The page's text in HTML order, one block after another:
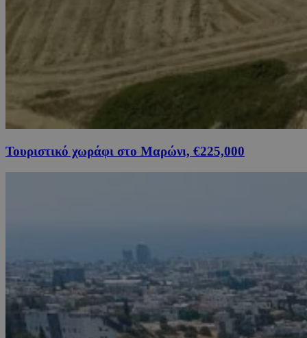
Τουριστικό χωράφι στο Μαρώνι, €225,000